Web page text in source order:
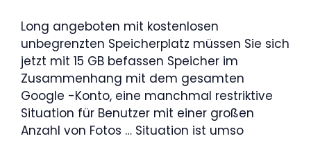
Long angeboten mit kostenlosen
unbegrenzten Speicherplatz müssen Sie sich
jetzt mit 15 GB befassen Speicher im
Zusammenhang mit dem gesamten
Google -Konto, eine manchmal restriktive
Situation für Benutzer mit einer großen
Anzahl von Fotos … Situation ist umso